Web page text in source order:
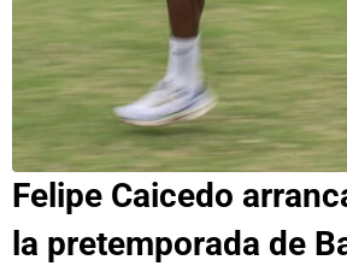
Felipe Caicedo
la pretemporada de